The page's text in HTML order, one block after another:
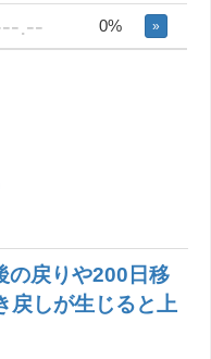
.-- 0% »
の戻りや200日移
戻しが生じると上